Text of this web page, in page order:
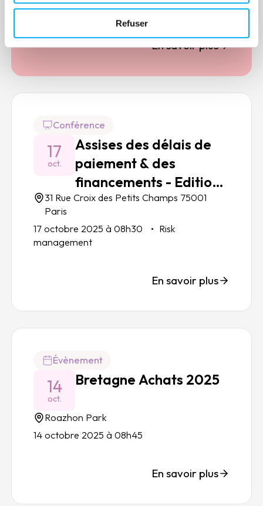
Refuser
management
En savoir plus
Conférence
17
oct.
Assises des délais de
paiement & des
financements - Edition
Nationale 2025
31 Rue Croix des Petits Champs 75001
Paris
17 octobre 2025 à 08h30
Risk
management
En savoir plus
Évènement
14
oct.
Bretagne Achats 2025
Roazhon Park
14 octobre 2025 à 08h45
En savoir plus